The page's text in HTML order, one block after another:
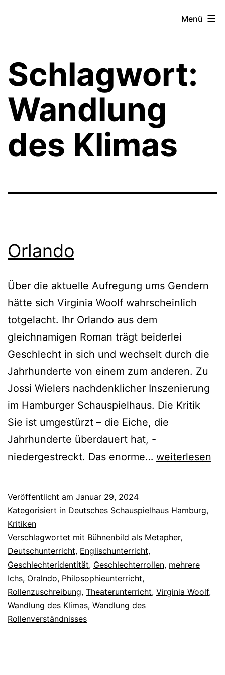
Menü
Schlagwort:
Wandlung
des Klimas
Orlando
Über die aktuelle Aufregung ums Gendern
hätte sich Virginia Woolf wahrscheinlich
totgelacht. Ihr Orlando aus dem
gleichnamigen Roman trägt beiderlei
Geschlecht in sich und wechselt durch die
Jahrhunderte von einem zum anderen. Zu
Jossi Wielers nachdenklicher Inszenierung
im Hamburger Schauspielhaus. Die Kritik
Sie ist umgestürzt – die Eiche, die
Jahrhunderte überdauert hat, -
niedergestreckt. Das enorme… Orlando
weiterlesen
Veröffentlicht am Januar 29, 2024
Kategorisiert in Deutsches Schauspielhaus Hamburg,
Kritiken
Verschlagwortet mit Bühnenbild als Metapher,
Deutschunterricht, Englischunterricht,
Geschlechteridentität, Geschlechterrollen, mehrere
Ichs, Oralndo, Philosophieunterricht,
Rollenzuschreibung, Theaterunterricht, Virginia Woolf,
Wandlung des Klimas, Wandlung des
Rollenverständnisses